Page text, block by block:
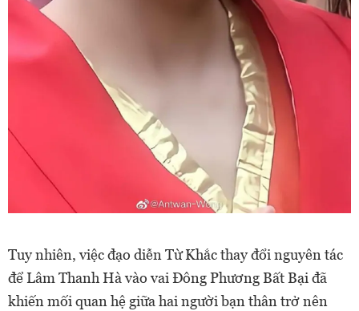
Tuy nhiên, việc đạo diễn Từ Khắc thay đổi nguyên tác
để Lâm Thanh Hà vào vai Đông Phương Bất Bại đã
khiến mối quan hệ giữa hai người bạn thân trở nên